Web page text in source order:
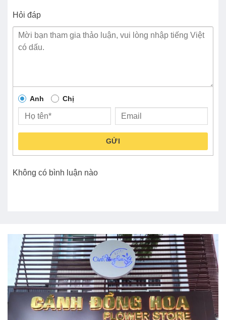
Hỏi đáp
Anh Chị
GỬI
Không có bình luận nào